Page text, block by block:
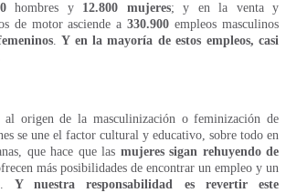
hombres y 12.800 mujeres; y en la venta y
de motor asciende a330.900 empleos masculinos
.Y en la mayoría de estos empleos, casi
al origen de la masculinización o feminización de
se une el factor cultural y educativo, sobre todo en
que hace que las mujeres sigan rehuyendo de
más posibilidades de encontrar un empleo y un
Y nuestra responsabilidad es revertir este